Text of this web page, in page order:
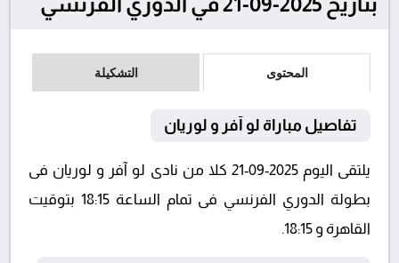
المحتوى التشكيلة
تفاصيل مباراة لو آفر و لوريان
يلتقى اليوم 2025-09-21 كلا من نادى لو آفر و لوريان فى
بطولة الدوري الفرنسي فى تمام الساعة 18:15 بتوقيت
القاهرة و 18:15.